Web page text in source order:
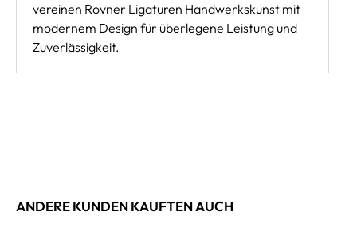
vereinen Rovner Ligaturen Handwerkskunst mit
modernem Design für überlegene Leistung und
Zuverlässigkeit.
ANDERE KUNDEN KAUFTEN AUCH